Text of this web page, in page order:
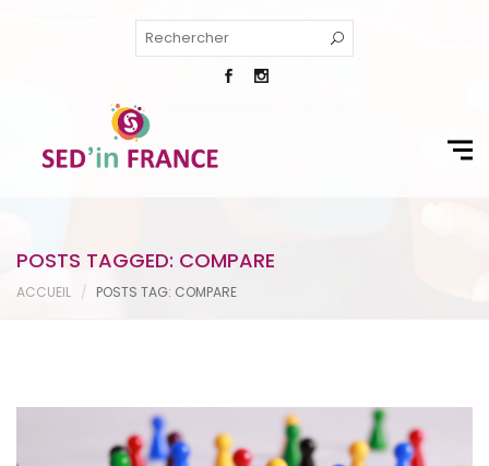
POSTS TAGGED: COMPARE
ACCUEIL POSTS TAG: COMPARE